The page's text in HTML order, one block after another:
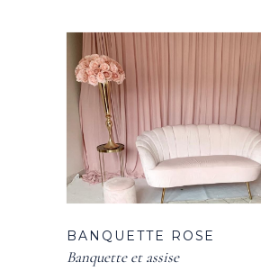
BANQUETTE ROSE
Banquette et assise